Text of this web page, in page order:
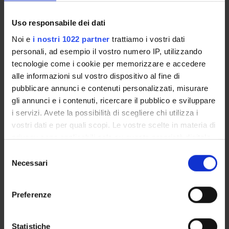
Uso responsabile dei dati
Noi e i nostri 1022 partner trattiamo i vostri dati
personali, ad esempio il vostro numero IP, utilizzando
tecnologie come i cookie per memorizzare e accedere
alle informazioni sul vostro dispositivo al fine di
pubblicare annunci e contenuti personalizzati, misurare
gli annunci e i contenuti, ricercare il pubblico e sviluppare
i servizi. Avete la possibilità di scegliere chi utilizza i
vostri dati e per quali scopi. Le vostre scelte in materia di
privacy sono applicabili solo su questa proprietà digitale
modificare o revocare il proprio consenso in qualsiasi
momento dalla Dichiarazione sui cookie o facendo clic
raccogliere informazioni sulla tua posizione
delNecessari
Preferenze
Statistiche
ENTI FINANZIATORI:
Finanziamento:assegnato e gestito dal Dipartimento
PARTECIPANTI AL PROGETTO
Andrea Cipriani
Psychiatry